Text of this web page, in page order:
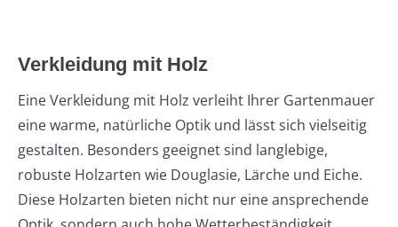
Verkleidung mit Holz
Eine Verkleidung mit Holz verleiht Ihrer Gartenmauer
eine warme, natürliche Optik und lässt sich vielseitig
gestalten. Besonders geeignet sind langlebige,
robuste Holzarten wie Douglasie, Lärche und Eiche.
Diese Holzarten bieten nicht nur eine ansprechende